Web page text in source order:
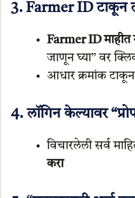
3. Farmer ID टाकून
Farmer ID माहीत
जाणून घ्या” वर
आधार क्रमांक टाकून
4. लॉगिन केल्यावर
विचारलेली सर्व
करा